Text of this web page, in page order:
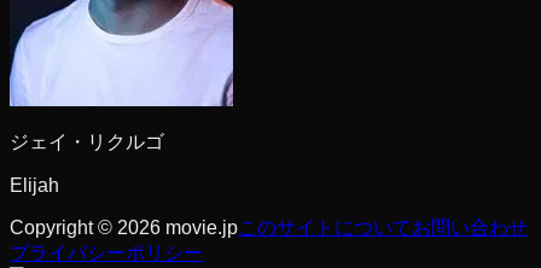
ジェイ・リクルゴ
Elijah
Copyright © 2026 movie.jpこのサイトについてお問い合わせ
プライバシーポリシー